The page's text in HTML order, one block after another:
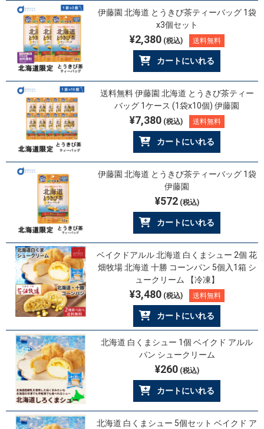
伊藤園 北海道 とうきび茶ティーバッグ 1袋
x3個セット
¥2,380(税込) 送料無料
カートにいれる
送料無料 伊藤園 北海道 とうきび茶ティー
バッグ 1ケース (1袋x10個) 伊藤園
¥7,380(税込) 送料無料
カートにいれる
伊藤園 北海道 とうきび茶ティーバッグ 1袋
伊藤園
¥572(税込)
カートにいれる
ベイクドアルル 北海道 白くまシュー 2個 花
畑牧場 北海道 十勝 コーンパン 5個入1箱 シ
ュークリーム 【冷凍】
¥3,480(税込) 送料無料
カートにいれる
北海道 白くまシュー 1個 ベイクド アルル
パン シュークリーム
¥260(税込)
カートにいれる
北海道 白くまシュー 5個セット ベイクド ア